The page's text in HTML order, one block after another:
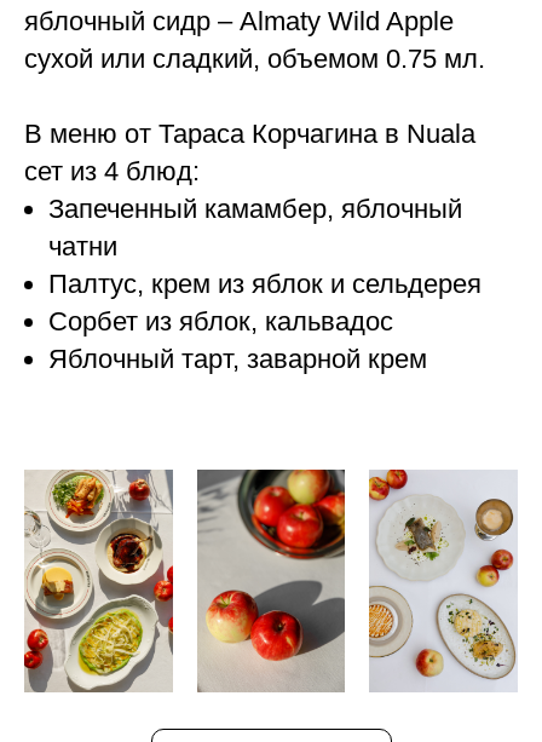
яблочный сидр – Almaty Wild Apple
сухой или сладкий, объемом 0.75 мл.
В меню от Тараса Корчагина в Nuala
сет из 4 блюд:
Запеченный камамбер, яблочный
чатни
Палтус, крем из яблок и сельдерея
Сорбет из яблок, кальвадос
Яблочный тарт, заварной крем